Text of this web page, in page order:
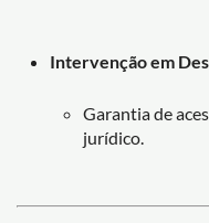
Intervenção em
Garantia de
jurídico.